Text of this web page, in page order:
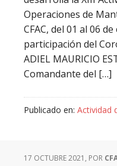
Operaciones de
CFAC, del 01 al 06
participación del
ADIEL MAURICIO
Comandante del […]
Publicado en: Actividad
17 OCTUBRE 2021 , POR